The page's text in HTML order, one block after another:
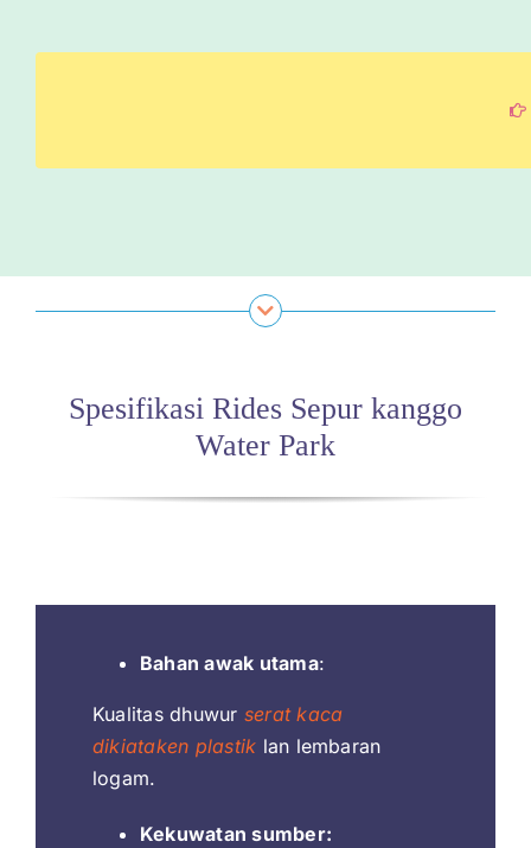
Spesifikasi Rides Sepur kanggo
Water Park
Bahan awak utama:
Kualitas dhuwur serat kaca
dikiataken plastik lan lembaran
logam.
Kekuwatan sumber: